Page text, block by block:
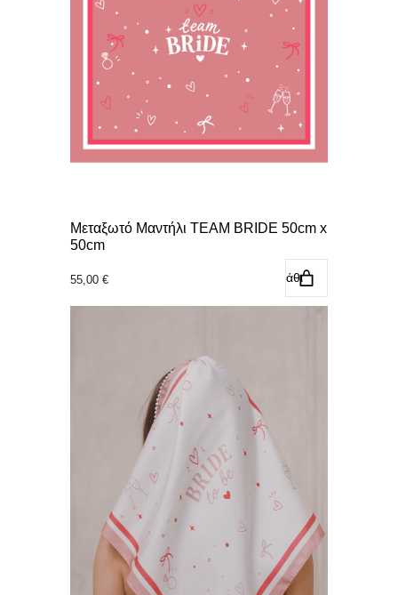
Μεταξωτό Μαντήλι TEAM BRIDE 50cm x
50cm
55,00 € Προσθήκη στο καλάθι